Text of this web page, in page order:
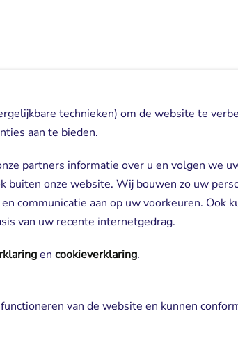
technieken) om de website te
aan te bieden.
partners informatie over u en volgen we
buiten onze website. Wij bouwen zo uw
communicatie aan op uw voorkeuren. Ook
van uw recente internetgedrag.
en cookieverklaring.
van de website en kunnen
0580
Locaties